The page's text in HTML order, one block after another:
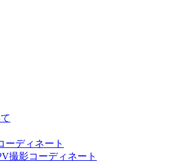
ーディネート
撮影コーディネート